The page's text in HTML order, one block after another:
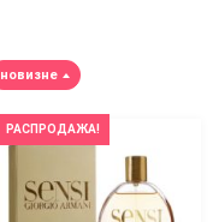
новизне
РАСПРОДАЖА!